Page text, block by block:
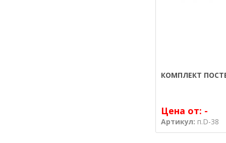
КОМПЛЕКТ
Цена от: -
Артикул: п.D-38